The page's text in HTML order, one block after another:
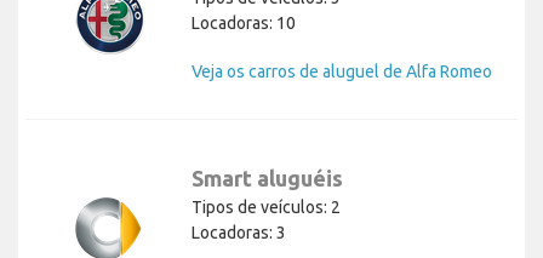
Locadoras: 10
Veja os carros de aluguel de Alfa Romeo
Smart aluguéis
Tipos de veículos: 2
Locadoras: 3